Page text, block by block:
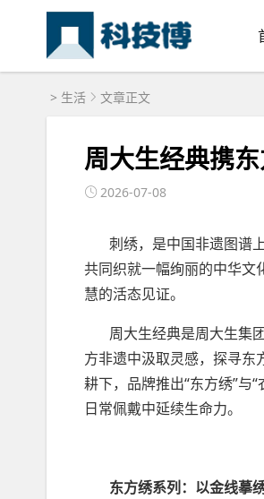
> 生活 文章正文
周大生经典携
2026-07-08
刺绣，是中国非遗图谱上
共同织就一幅绚丽的中华文
慧的活态见证。
周大生经典是周大生集团
方非遗中汲取灵感，探寻东
耕下，品牌推出“东方绣”与
日常佩戴中延续生命力。
东方绣系列 ：以金线摹